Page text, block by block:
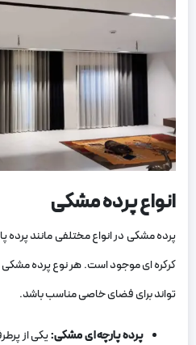
انواع پرده مشکی
پرده مشکی در انواع مختلفی مانند پرده
کرکره‌ ای موجود است. هر نوع پرده
تواند برای فضای خاصی مناسب باشد.
پرده پارچه‌ ای مشکی:یکی از